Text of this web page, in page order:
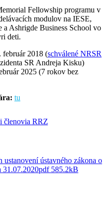
Fellowship programu v
modulov na IESE,
Ashrigde Business School vo
deti.
február 2018 (schválené NRSR
SR Andreja Kisku)
2025 (7 rokov bez
tu
členovia RRZ
ústavného zákona o
31.07.2020pdf 585.2kB